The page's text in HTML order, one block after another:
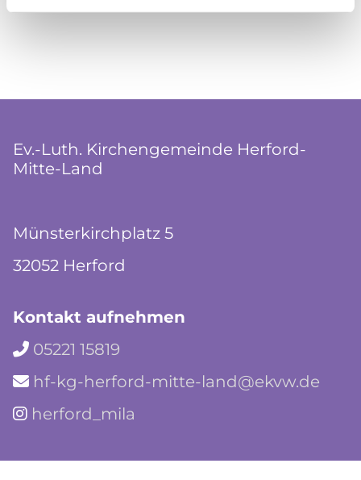
Ev.-Luth. Kirchengemeinde Herford-
Mitte-Land
Münsterkirchplatz 5
32052 Herford
Kontakt aufnehmen
 05221 15819
 hf-kg-herford-mitte-land@ekvw.de
 herford_mila